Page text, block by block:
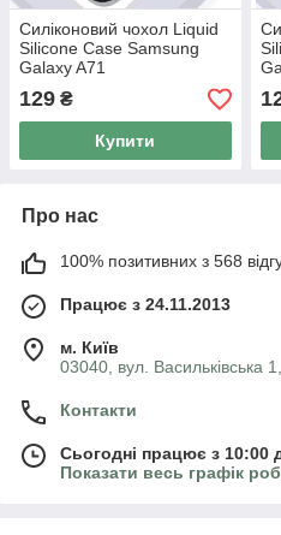
Силіконовий чохол Liquid
Silicone Case Samsung
Galaxy A71
129 ₴
Купити
Про нас
100% позитивних з 568
Працює з 24.11.2013
м. Київ
03040, вул. Васильківська
Контакти
Сьогодні працює з 10:00
Показати весь графік